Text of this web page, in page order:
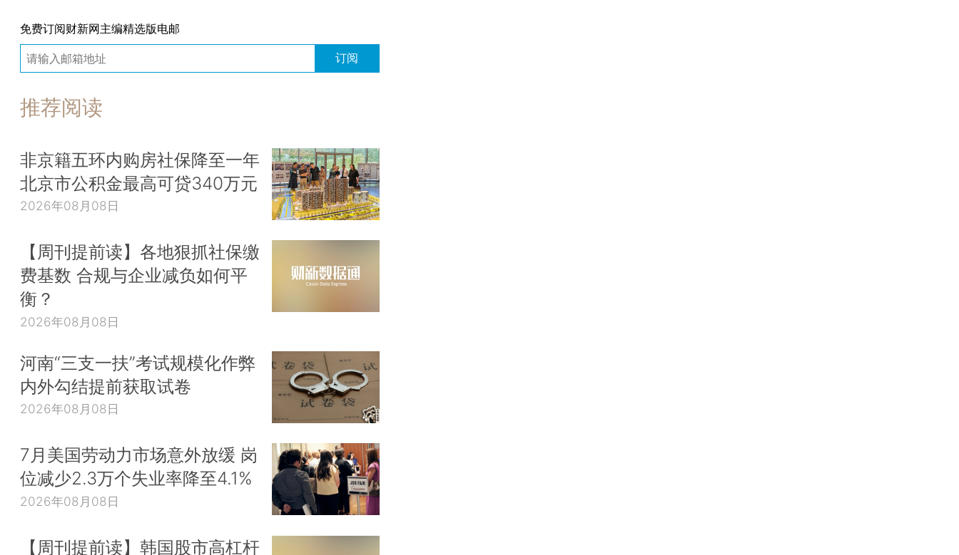
免费订阅财新网主编精选版电邮
订阅
推荐阅读
非京籍五环内购房社保降至一年
北京市公积金最高可贷340万元
2026年08月08日
【周刊提前读】各地狠抓社保缴
费基数 合规与企业减负如何平
衡？
2026年08月08日
河南“三支一扶”考试规模化作弊
内外勾结提前获取试卷
2026年08月08日
7月美国劳动力市场意外放缓 岗
位减少2.3万个失业率降至4.1%
2026年08月08日
【周刊提前读】韩国股市高杠杆